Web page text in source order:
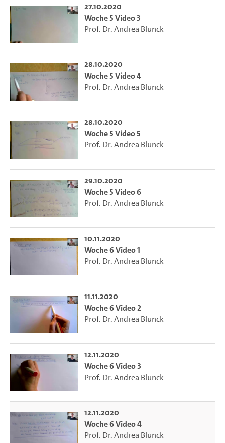
27.10.2020
Woche 5 Video 3
Prof. Dr. Andrea Blunck
28.10.2020
Woche 5 Video 4
Prof. Dr. Andrea Blunck
28.10.2020
Woche 5 Video 5
Prof. Dr. Andrea Blunck
29.10.2020
Woche 5 Video 6
Prof. Dr. Andrea Blunck
10.11.2020
Woche 6 Video 1
Prof. Dr. Andrea Blunck
11.11.2020
Woche 6 Video 2
Prof. Dr. Andrea Blunck
12.11.2020
Woche 6 Video 3
Prof. Dr. Andrea Blunck
12.11.2020
Woche 6 Video 4
Prof. Dr. Andrea Blunck